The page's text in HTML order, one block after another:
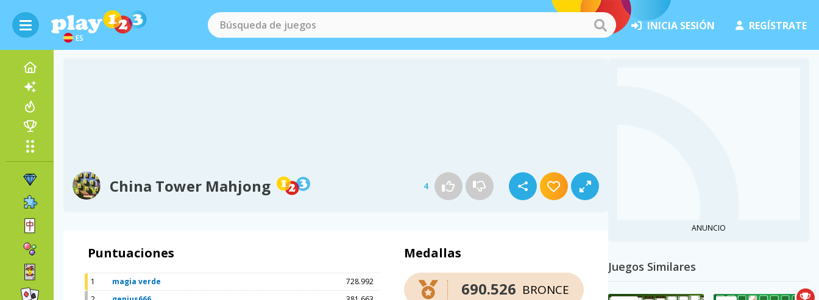
ES
INICIA SESIÓN REGÍSTRATE
China Tower Mahjong 4
Puntuaciones
1 magia verde
728.992
Medallas
BRONCE
690.526
ANUNCIO
Juegos Similares